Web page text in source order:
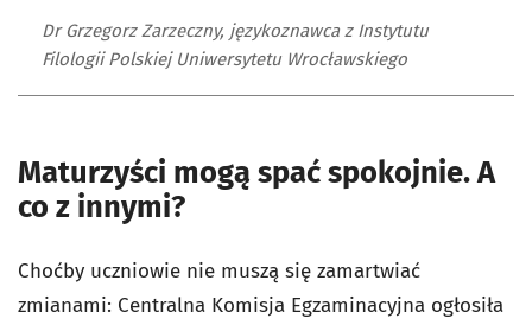
Dr Grzegorz Zarzeczny, językoznawca z Instytutu
Filologii Polskiej Uniwersytetu Wrocławskiego
Maturzyści mogą spać spokojnie. A
co z innymi?
Choćby uczniowie nie muszą się zamartwiać
zmianami: Centralna Komisja Egzaminacyjna ogłosiła